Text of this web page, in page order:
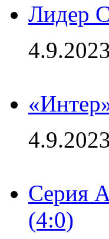
Лидер
Серия
(4:0)